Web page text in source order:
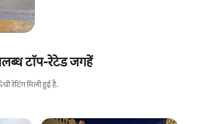
टॉप-रेटेड जगहें
रेटिंग मिली हुई है.